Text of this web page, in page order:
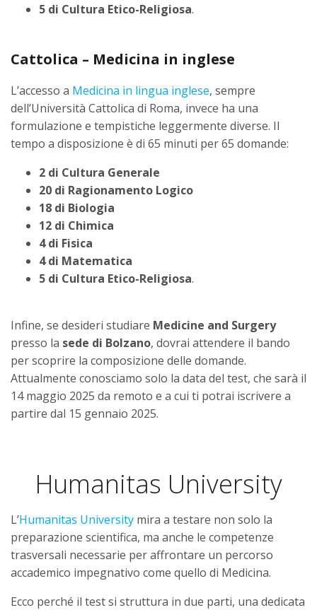
5 di Cultura Etico-Religiosa.
Cattolica – Medicina in inglese
L’accesso a Medicina in lingua inglese, sempre
dell’Università Cattolica di Roma, invece ha una
formulazione e tempistiche leggermente diverse. Il
tempo a disposizione è di 65 minuti per 65 domande:
2 di Cultura Generale
20 di Ragionamento Logico
18 di Biologia
12 di Chimica
4 di Fisica
4 di Matematica
5 di Cultura Etico-Religiosa.
Infine, se desideri studiare Medicine and Surgery
presso la sede di Bolzano, dovrai attendere il bando
per scoprire la composizione delle domande.
Attualmente conosciamo solo la data del test, che sarà il
14 maggio 2025 da remoto e a cui ti potrai iscrivere a
partire dal 15 gennaio 2025.
Humanitas University
L’Humanitas University mira a testare non solo la
preparazione scientifica, ma anche le competenze
trasversali necessarie per affrontare un percorso
accademico impegnativo come quello di Medicina.
Ecco perché il test si struttura in due parti, una dedicata